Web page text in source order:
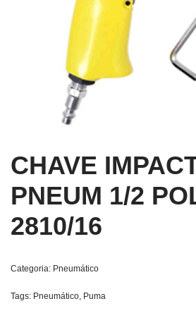
CHAVE
PNEUM 1/2
2810/16
Categoria: Pneumático
Tags: Pneumático, Puma